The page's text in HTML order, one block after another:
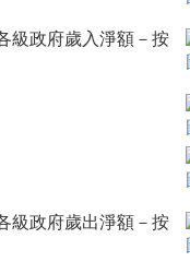
府歲入淨額－按
府歲出淨額－按